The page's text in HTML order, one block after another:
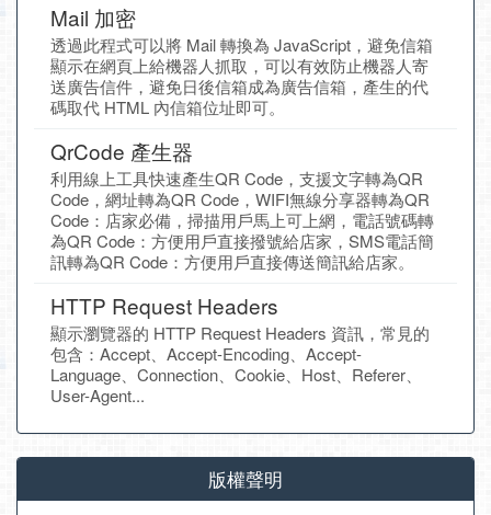
Mail 加密
透過此程式可以將 Mail 轉換為 JavaScript，避免信箱
顯示在網頁上給機器人抓取，可以有效防止機器人寄
送廣告信件，避免日後信箱成為廣告信箱，產生的代
碼取代 HTML 內信箱位址即可。
QrCode 產生器
利用線上工具快速產生QR Code，支援文字轉為QR
Code，網址轉為QR Code，WIFI無線分享器轉為QR
Code：店家必備，掃描用戶馬上可上網，電話號碼轉
為QR Code：方便用戶直接撥號給店家，SMS電話簡
訊轉為QR Code：方便用戶直接傳送簡訊給店家。
HTTP Request Headers
顯示瀏覽器的 HTTP Request Headers 資訊，常見的
包含：Accept、Accept-Encoding、Accept-
Language、Connection、Cookie、Host、Referer、
User-Agent...
版權聲明